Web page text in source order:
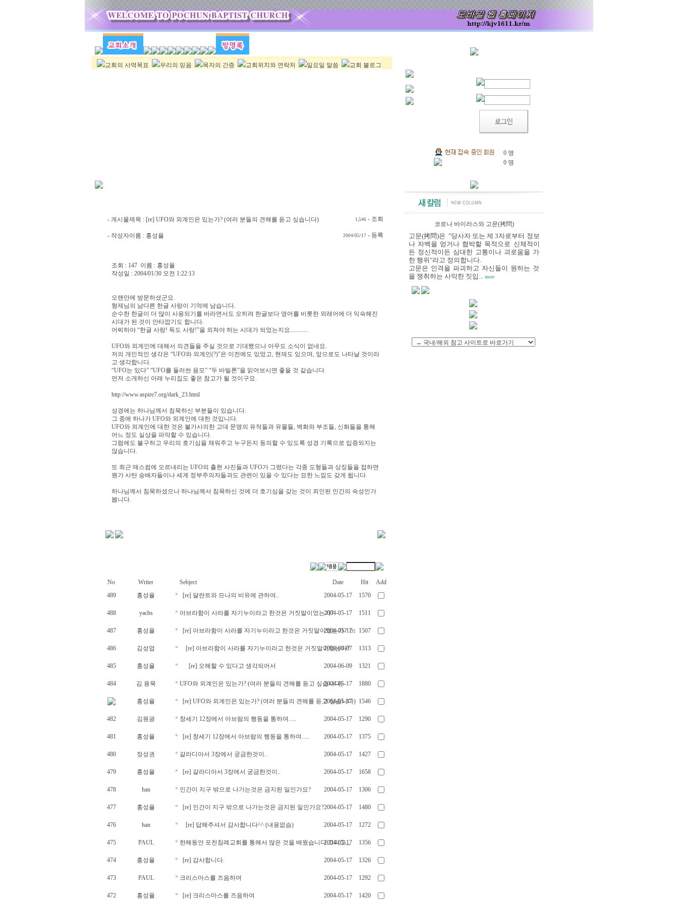
0 명
0 명
- 게시물제목 : [re] UFO와 외계인은 있는가? (여러 분들의 견해를 듣고 싶습니다) 1,546 - 조회
- 작성자이름 : 홍성율 2004/05/17 - 등록
조회 : 147 이름 : 홍성율
작성일 : 2004/01/30 오전 1:22:13
오랜만에 방문하셨군요.
형제님의 남다른 한글 사랑이 기억에 남습니다.
순수한 한글이 더 많이 사용되기를 바라면서도 오히려 한글보다 영어를 비롯한 외래어에 더 익숙해진
시대가 된 것이 안타깝기도 합니다.
어찌하야 “한글 사랑! 독도 사랑!”을 외쳐야 하는 시대가 되었는지요............
UFO와 외계인에 대해서 의견들을 주실 것으로 기대했으나 아무도 소식이 없네요.
저의 개인적인 생각은 “UFO와 외계인(?)"은 이전에도 있었고, 현재도 있으며, 앞으로도 나타날 것이라
고 생각합니다.
“UFO는 있다” “UFO를 둘러싼 음모” “두 바빌론”을 읽어보시면 좋을 것 같습니다.
먼저 소개하신 아래 누리집도 좋은 참고가 될 것이구요.
http://www.aspire7.org/dark_23.html
성경에는 하나님께서 침묵하신 부분들이 있습니다.
그 중에 하나가 UFO와 외계인에 대한 것입니다.
UFO와 외계인에 대한 것은 불가사의한 고대 문명의 유적들과 유물들, 벽화와 부조들, 신화들을 통해
어느 정도 실상을 파악할 수 있습니다.
그럼에도 불구하고 우리의 호기심을 채워주고 누구든지 동의할 수 있도록 성경 기록으로 입증되지는
않습니다.
또 최근 매스컴에 오르내리는 UFO의 출현 사진들과 UFO가 그렸다는 각종 도형들과 상징들을 접하면
뭔가 사탄 숭배자들이나 세계 정부주의자들과도 관련이 있을 수 있다는 묘한 느낌도 갖게 됩니다.
하나님께서 침묵하셨으나 하나님께서 침묵하신 것에 더 호기심을 갖는 것이 죄인된 인간의 속성인가
봅니다.
No Writer Sebject Date Hit
Add
489
홍성율 * [re] 달란트와 므나의 비유에 관하여.. 2004-05-17 1570
488 yachs * 아브라함이 사라를 자기누이라고 한것은 거짓말이었는가?2004-05-17 1511
487 홍성율 * [re] 아브라함이 사라를 자기누이라고 한것은 거짓말이었는가? [3]
2004-05-17 1507
486 김성엽 * [re] 아브라함이 사라를 자기누이라고 한것은 거짓말이었는가?
2004-06-07 1313
485 홍성율 * [re] 오해할 수 있다고 생각되어서 2004-06-09 1321
484 김 용묵 * UFO와 외계인은 있는가? (여러 분들의 견해를 듣고 싶습니다)
2004-05-17 1880
홍성율 * [re] UFO와 외계인은 있는가? (여러 분들의 견해를 듣고 싶습니다)
2004-05-17 1546
482 김원광 * 창세기 12장에서 아브람의 행동을 통하여..... 2004-05-17 1290
481 홍성율 * [re] 창세기 12장에서 아브람의 행동을 통하여..... 2004-05-17 1375
480 정성권 * 갈라디아서 3장에서 궁금한것이.. 2004-05-17 1427
479 홍성율 * [re] 갈라디아서 3장에서 궁금한것이.. 2004-05-17 1658
478 han * 인간이 지구 밖으로 나가는것은 금지된 일인가요? 2004-05-17 1306
477 홍성율 * [re] 인간이 지구 밖으로 나가는것은 금지된 일인가요?2004-05-17 1480
476 han * [re] 답해주셔서 감사합니다^^ (내용없슴) 2004-05-17 1272
475 PAUL * 한해동안 포천침례교회를 통해서 많은 것을 배웠습니다.그리고,,,
2004-05-17 1356
474 홍성율 * [re] 감사합니다. 2004-05-17 1326
473 PAUL * 크리스마스를 즈음하여 2004-05-17 1292
472 홍성율 * [re] 크리스마스를 즈음하여 2004-05-17 1420
코로나 바이러스와 고문(拷問)
고문(拷問)은 "당사자 또는 제 3자로부터 정보
나 자백을 얻거나 협박할 목적으로 신체적이
든 정신적이든 심대한 고통이나 괴로움을 가
한 행위"라고 정의합니다.
고문은 인격을 파괴하고 자신들이 원하는 것
을 쟁취하는 사악한 짓입... more
교회의 사역목표 우리의 믿음 목자의 간증 교회위치와 연락처 일요일 말씀 교회 블로그